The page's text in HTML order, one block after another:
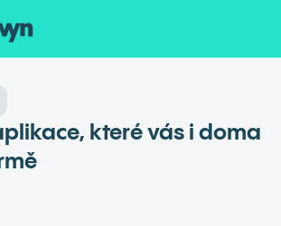
které vás i doma